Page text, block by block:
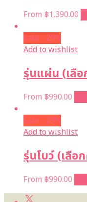
From ฿1,390.00
Sale - 29%
Add to wishlist
รุ่นแผ่น (เลื
From ฿990.00
Sale - 29%
Add to wishlist
รุ่นโบว์ (เลือ
From ฿990.00